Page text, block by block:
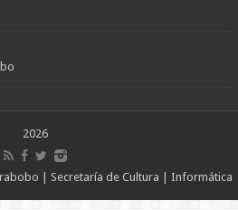
2026
| Secretaría de Cultura | Informática